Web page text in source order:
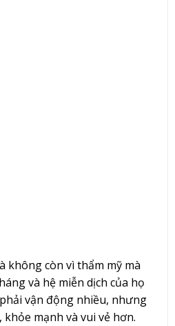
không còn vì thẩm mỹ mà
và hệ miễn dịch của họ
vận động nhiều, nhưng
mạnh và vui vẻ hơn.